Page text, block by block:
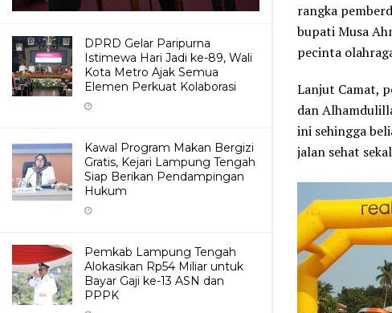
DPRD Gelar Paripurna
Istimewa Hari Jadi ke-89, Wali
Kota Metro Ajak Semua
Elemen Perkuat Kolaborasi
Kawal Program Makan Bergizi
Gratis, Kejari Lampung Tengah
Siap Berikan Pendampingan
Hukum
Pemkab Lampung Tengah
Alokasikan Rp54 Miliar untuk
Bayar Gaji ke-13 ASN dan
PPPK
rangka
bupati Musa
pecinta
Lanjut Camat,
dan
ini sehingga
jalan sehat